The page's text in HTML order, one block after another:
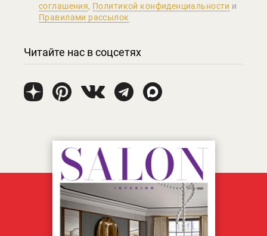
соглашения, Политикой конфиденциальности и
Правилами рассылок
Читайте нас в соцсетях